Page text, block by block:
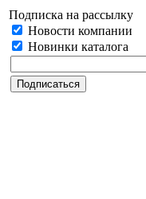
Подписка на рассылку
Новости компании
Новинки каталога